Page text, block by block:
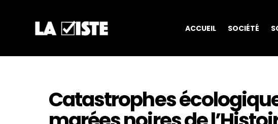
ACCUEIL SOCIÉTÉ
Catastrophes